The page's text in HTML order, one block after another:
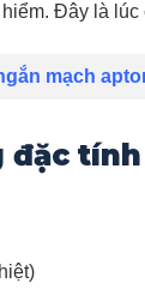
Đây là
mạch
đặc tính